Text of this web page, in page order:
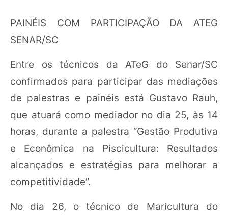
PAINÉIS COM PARTICIPAÇÃO DA ATEG
SENAR/SC
Entre os técnicos da ATeG do Senar/SC
confirmados para participar das mediações
de palestras e painéis está Gustavo Rauh,
que atuará como mediador no dia 25, às 14
horas, durante a palestra “Gestão Produtiva
e Econômica na Piscicultura: Resultados
alcançados e estratégias para melhorar a
competitividade”.
No dia 26, o técnico de Maricultura do